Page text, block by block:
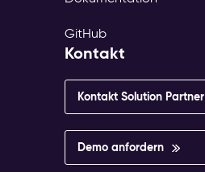
GitHub
Kontakt
Kontakt Solution Partner
Demo anfordern